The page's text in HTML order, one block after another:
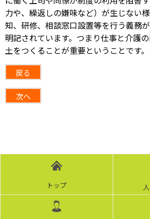
力や、繰返しの嫌味など）が生じない
知、研修、相談窓口設置等を行う義務
明記されています。つまり仕事と介護
土をつくることが重要ということです。
戻る
次へ
トップ